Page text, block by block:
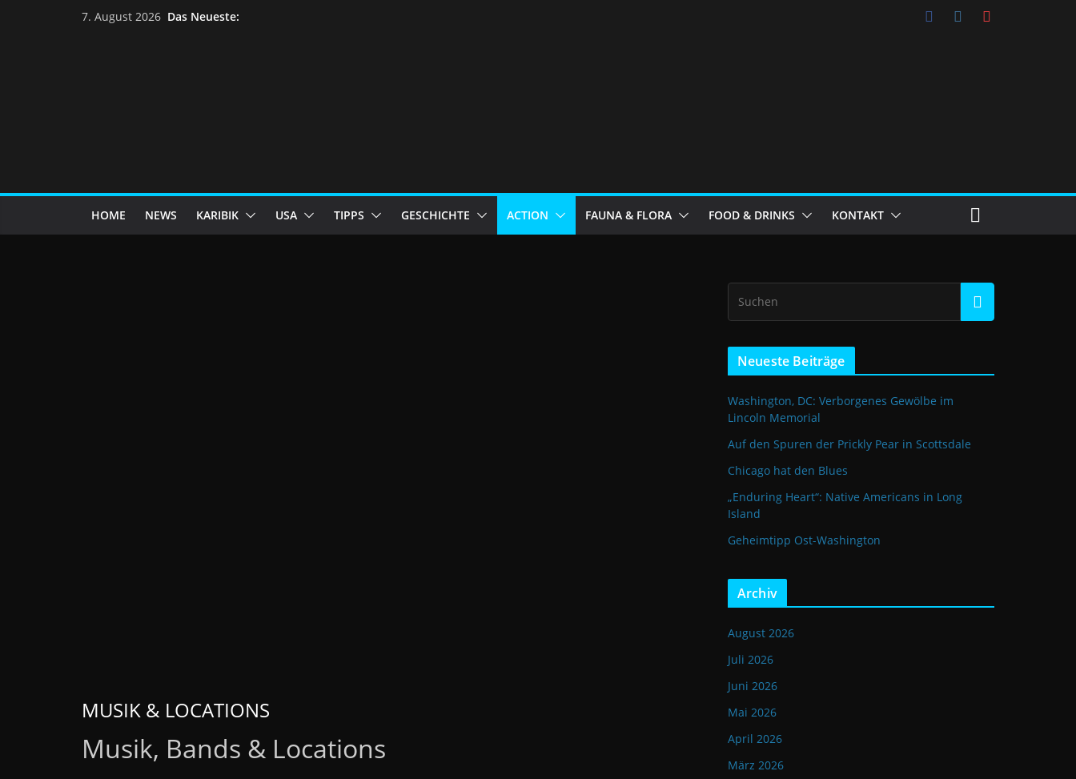
7. August 2026 Das Neueste:
HOME NEWS KARIBIK USA TIPPS GESCHICHTE ACTION FAUNA & FLORA FOOD & DRINKS KONTAKT
MUSIK & LOCATIONS
Musik, Bands & Locations
Neueste Beiträge
Washington, DC: Verborgenes Gewölbe im
Lincoln Memorial
Auf den Spuren der Prickly Pear in Scottsdale
Chicago hat den Blues
„Enduring Heart“: Native Americans in Long
Island
Geheimtipp Ost-Washington
Archiv
August 2026
Juli 2026
Juni 2026
Mai 2026
April 2026
März 2026